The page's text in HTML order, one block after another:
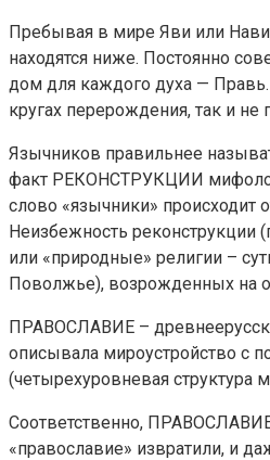
Пребывая в мире Яви или
находятся ниже. Постоянно
дом для каждого духа —
кругах перерождения, так и не
Язычников правильнее
факт РЕКОНСТРУКЦИИ
слово «язычники» происходит
Неизбежность реконструкции
или «природные» религии –
Поволжье), возрожденных на
ПРАВОСЛАВИЕ –
описывала мироустройство с
(четырехуровневая
Соответственно,
«православие» извратили, и